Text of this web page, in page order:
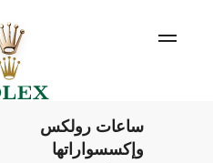
ساعات رولكس
وإكسسواراتها